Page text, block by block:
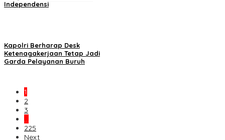
Independensi
Kapolri Berharap Desk
Ketenagakerjaan Tetap Jadi
Garda Pelayanan Buruh
1
2
3
…
225
Next